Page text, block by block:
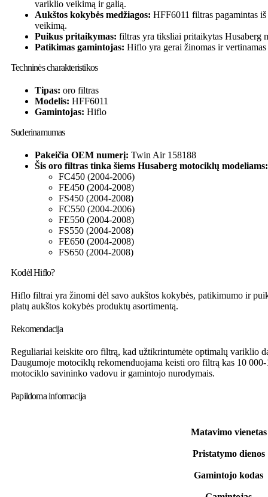
variklio veikimą ir galią.
Aukštos kokybės medžiagos: HFF6011 filtras pagamintas
veikimą.
Puikus pritaikymas: filtras yra tiksliai pritaikytas Husaberg
Patikimas gamintojas: Hiflo yra gerai žinomas ir
Techninės charakteristikos
Tipas: oro filtras
Modelis: HFF6011
Gamintojas: Hiflo
Suderinamumas
Pakeičia OEM numerį: Twin Air 158188
Šis oro filtras tinka šiems Husaberg motociklų modeliams:
FC450 (2004-2006)
FE450 (2004-2008)
FS450 (2004-2008)
FC550 (2004-2006)
FE550 (2004-2008)
FS550 (2004-2008)
FE650 (2004-2008)
FS650 (2004-2008)
Kodėl Hiflo?
Hiflo filtrai yra žinomi dėl savo aukštos kokybės, patikimumo ir
platų aukštos kokybės produktų asortimentą.
Rekomendacija
Reguliariai keiskite oro filtrą, kad užtikrintumėte optimalų variklio
Daugumoje motociklų rekomenduojama keisti oro filtrą kas 10
motociklo savininko vadovu ir gamintojo nurodymais.
Papildoma informacija
Matavimo vienetas
Pristatymo dienos
Gamintojo kodas